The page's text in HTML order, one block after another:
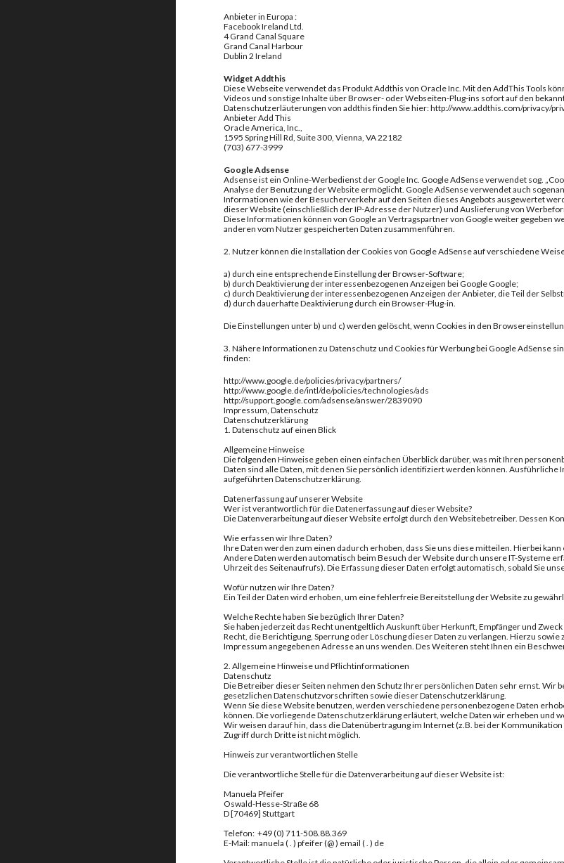
Anbieter in Europa :
Facebook Ireland Ltd.
4 Grand Canal Square
Grand Canal Harbour
Dublin 2 Ireland
Widget Addthis
Diese Webseite verwendet das Produkt Addthis von Oracle Inc. Mit den AddThis Tools
Videos und sonstige Inhalte über Browser- oder Webseiten-Plug-ins sofort auf den
Datenschutzerläuterungen von addthis finden Sie hier: http://www.addthis.com/privacy/
Anbieter Add This
Oracle America, Inc.,
1595 Spring Hill Rd, Suite 300, Vienna, VA 22182
(703) 677-3999
Google Adsense
Adsense ist ein Online-Werbedienst der Google Inc. Google AdSense verwendet sog.
Analyse der Benutzung der Website ermöglicht. Google AdSense verwendet auch
Informationen wie der Besucherverkehr auf den Seiten dieses Angebots ausgewertet
dieser Website (einschließlich der IP-Adresse der Nutzer) und Auslieferung von
Diese Informationen können von Google an Vertragspartner von Google weiter gegeben
anderen vom Nutzer gespeicherten Daten zusammenführen.
2. Nutzer können die Installation der Cookies von Google AdSense auf verschiedene
a) durch eine entsprechende Einstellung der Browser-Software;
b) durch Deaktivierung der interessenbezogenen Anzeigen bei Google Google;
c) durch Deaktivierung der interessenbezogenen Anzeigen der Anbieter, die Teil der
d) durch dauerhafte Deaktivierung durch ein Browser-Plug-in.
Die Einstellungen unter b) und c) werden gelöscht, wenn Cookies in den
3. Nähere Informationen zu Datenschutz und Cookies für Werbung bei Google AdSense
finden:
http://www.google.de/policies/privacy/partners/
http://www.google.de/intl/de/policies/technologies/ads
http://support.google.com/adsense/answer/2839090
Impressum, Datenschutz
Datenschutzerklärung
1. Datenschutz auf einen Blick
Allgemeine Hinweise
Die folgenden Hinweise geben einen einfachen Überblick darüber, was mit Ihren
Daten sind alle Daten, mit denen Sie persönlich identifiziert werden können.
aufgeführten Datenschutzerklärung.
Datenerfassung auf unserer Website
Wer ist verantwortlich für die Datenerfassung auf dieser Website?
Die Datenverarbeitung auf dieser Website erfolgt durch den Websitebetreiber. Dessen
Wie erfassen wir Ihre Daten?
Ihre Daten werden zum einen dadurch erhoben, dass Sie uns diese mitteilen. Hierbei
Andere Daten werden automatisch beim Besuch der Website durch unsere IT-Systeme
Uhrzeit des Seitenaufrufs). Die Erfassung dieser Daten erfolgt automatisch, sobald Sie
Wofür nutzen wir Ihre Daten?
Ein Teil der Daten wird erhoben, um eine fehlerfreie Bereitstellung der Website zu
Welche Rechte haben Sie bezüglich Ihrer Daten?
Sie haben jederzeit das Recht unentgeltlich Auskunft über Herkunft, Empfänger und
Recht, die Berichtigung, Sperrung oder Löschung dieser Daten zu verlangen. Hierzu
Impressum angegebenen Adresse an uns wenden. Des Weiteren steht Ihnen ein
2. Allgemeine Hinweise und Pflichtinformationen
Datenschutz
Die Betreiber dieser Seiten nehmen den Schutz Ihrer persönlichen Daten sehr ernst.
gesetzlichen Datenschutzvorschriften sowie dieser Datenschutzerklärung.
Wenn Sie diese Website benutzen, werden verschiedene personenbezogene Daten
können. Die vorliegende Datenschutzerklärung erläutert, welche Daten wir erheben und
Wir weisen darauf hin, dass die Datenübertragung im Internet (z.B. bei der
Zugriff durch Dritte ist nicht möglich.
Hinweis zur verantwortlichen Stelle
Die verantwortliche Stelle für die Datenverarbeitung auf dieser Website ist:
Manuela Pfeifer
Oswald-Hesse-Straße 68
D [70469] Stuttgart
Telefon: +49 (0) 711-508.88.369
E-Mail: manuela ( . ) pfeifer (@ ) email ( . ) de